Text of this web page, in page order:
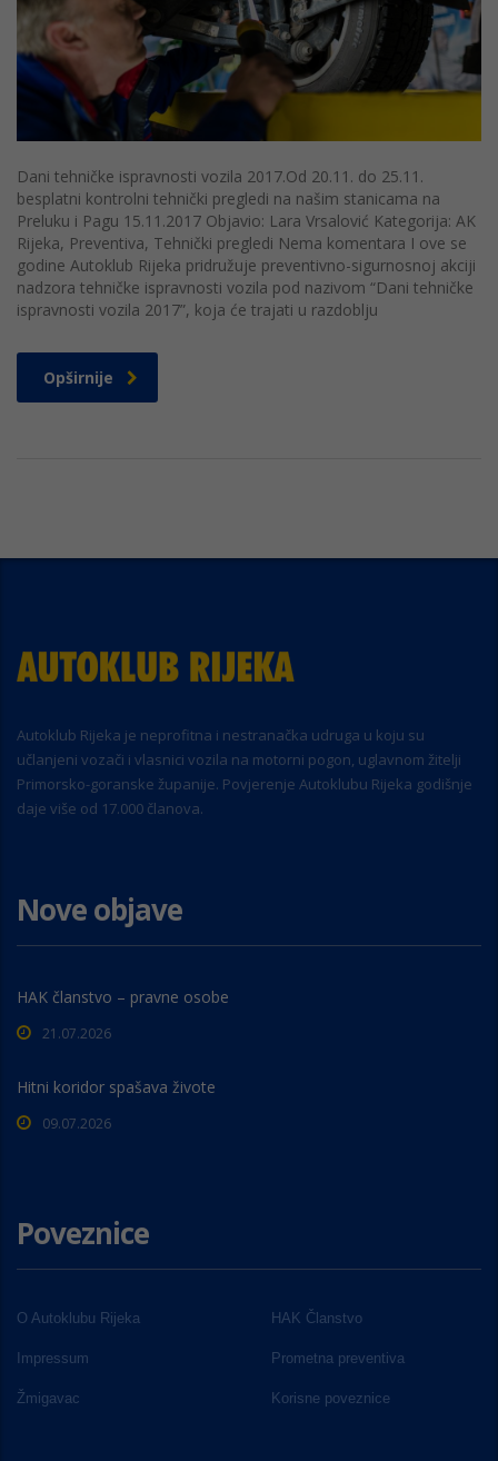
Dani tehničke ispravnosti vozila 2017.Od 20.11. do 25.11.
besplatni kontrolni tehnički pregledi na našim stanicama na
Preluku i Pagu 15.11.2017 Objavio: Lara Vrsalović Kategorija: AK
Rijeka, Preventiva, Tehnički pregledi Nema komentara I ove se
godine Autoklub Rijeka pridružuje preventivno-sigurnosnoj akciji
nadzora tehničke ispravnosti vozila pod nazivom “Dani tehničke
ispravnosti vozila 2017”, koja će trajati u razdoblju
Opširnije
Autoklub Rijeka je neprofitna i nestranačka udruga u koju su
učlanjeni vozači i vlasnici vozila na motorni pogon, uglavnom žitelji
Primorsko-goranske županije. Povjerenje Autoklubu Rijeka godišnje
daje više od 17.000 članova.
Nove objave
HAK članstvo – pravne osobe
21.07.2026
Hitni koridor spašava živote
09.07.2026
Poveznice
O Autoklubu Rijeka HAK Članstvo
Impressum Prometna preventiva
Žmigavac Korisne poveznice